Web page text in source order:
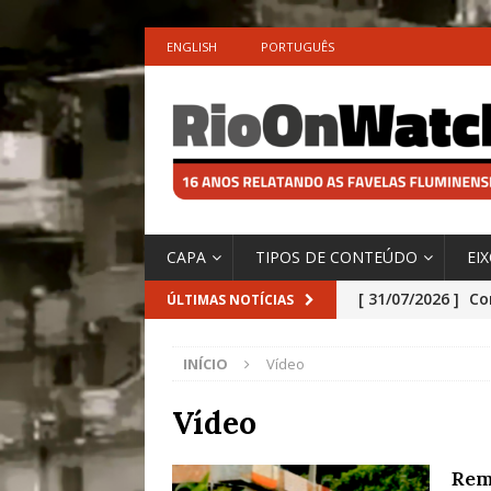
ENGLISH PORTUGUÊS
CAPA TIPOS DE CONTEÚDO
ÚLTIMAS NOTÍCIAS [ 31/07/2026 ]
Especial do
INÍCIO Vídeo
Vídeo